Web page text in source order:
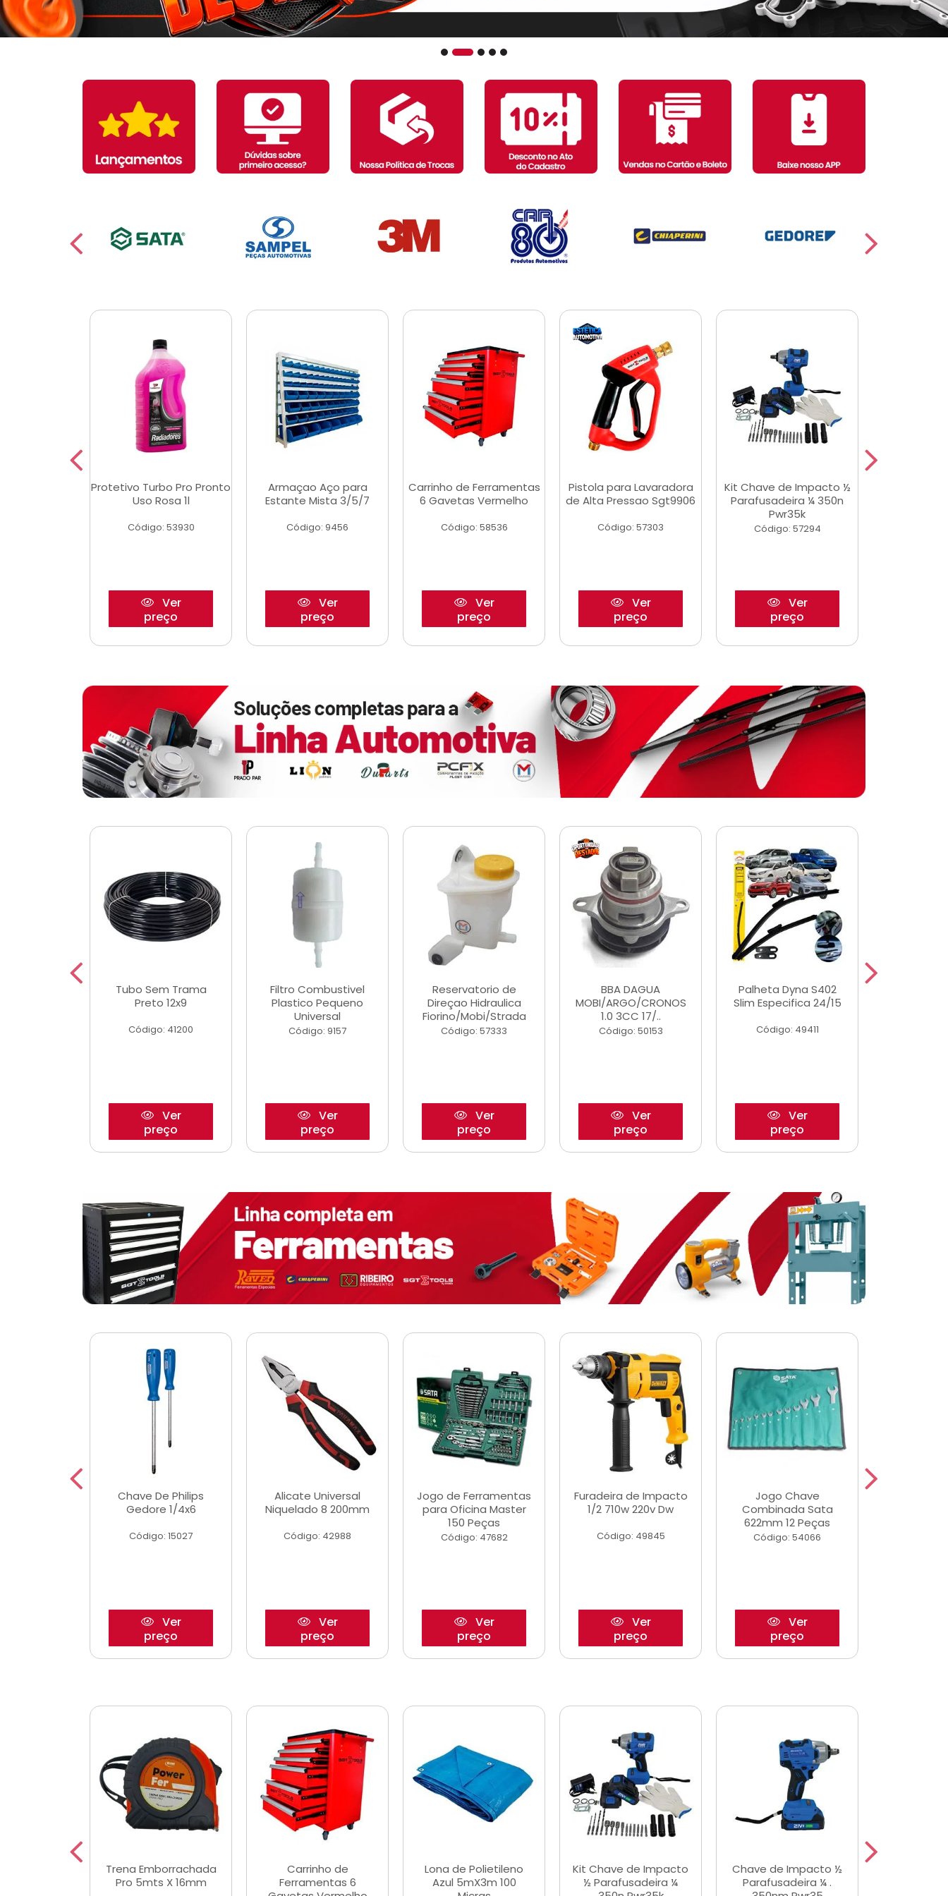
Protetivo Turbo Pro Pronto
Uso Rosa 1l
Código: 53930
Ver
preço
Armaçao Aço para
Estante Mista 3/5/7
Código: 9456
Ver
preço
Carrinho de Ferramentas
6 Gavetas Vermelho
Código: 58536
Ver
preço
Pistola para Lavaradora
de Alta Pressao Sgt9906
Código: 57303
Ver
preço
Kit Chave de Impacto ½
Parafusadeira ¼ 350n
Pwr35k
Código: 57294
Ver
preço
Tubo Sem Trama
Preto 12x9
Código: 41200
Ver
preço
Filtro Combustivel
Plastico Pequeno
Universal
Código: 9157
Ver
preço
Reservatorio de
Direçao Hidraulica
Fiorino/Mobi/Strada
Código: 57333
Ver
preço
BBA DAGUA
MOBI/ARGO/CRONOS
1.0 3CC 17/..
Código: 50153
Ver
preço
Palheta Dyna S402
Slim Especifica 24/15
Código: 49411
Ver
preço
Chave De Philips
Gedore 1/4x6
Código: 15027
Ver
preço
Alicate Universal
Niquelado 8 200mm
Código: 42988
Ver
preço
Jogo de Ferramentas
para Oficina Master
150 Peças
Código: 47682
Ver
preço
Furadeira de Impacto
1/2 710w 220v Dw
Código: 49845
Ver
preço
Jogo Chave
Combinada Sata
622mm 12 Peças
Código: 54066
Ver
preço
Trena Emborrachada
Pro 5mts X 16mm
Carrinho de
Ferramentas 6
Lona de Polietileno
Azul 5mX3m 100
Kit Chave de Impacto
½ Parafusadeira ¼
Chave de Impacto ½
Parafusadeira ¼ .